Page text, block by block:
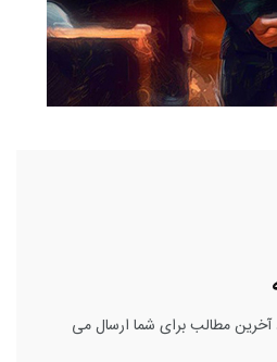
برای شما ارسال می